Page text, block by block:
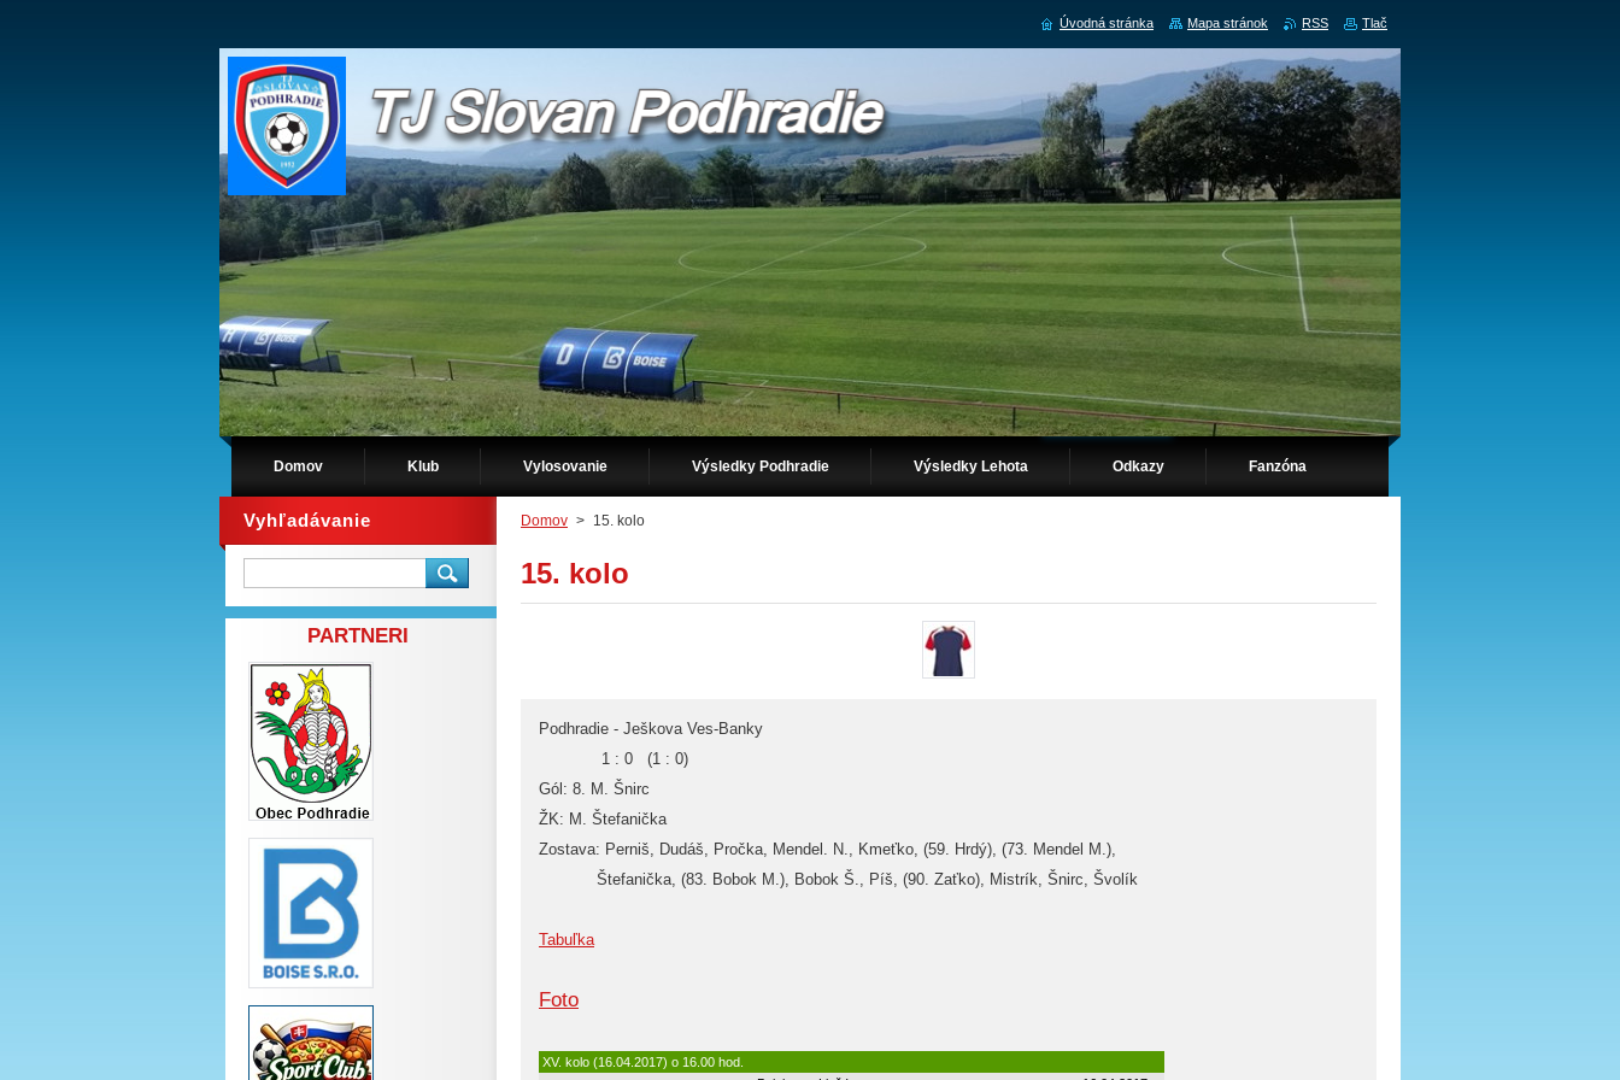
Domov Klub Vylosovanie Výsledky Podhradie Výsledky Lehota Odkazy Fanzóna
Domov > 15. kolo
15. kolo
Podhradie - Ješkova Ves-Banky
1 : 0 (1 : 0)
Gól: 8. M. Šnirc
ŽK: M. Štefanička
Zostava: Perniš, Dudáš, Pročka, Mendel. N., Kmeťko, (59. Hrdý), (73. Mendel M.),
Štefanička, (83. Bobok M.), Bobok Š., Píš, (90. Zaťko), Mistrík, Šnirc, Švolík
Tabuľka
Foto
XV. kolo (16.04.2017) o 16.00 hod.
Vyhľadávanie
PARTNERI
Úvodná stránka Mapa stránok RSS Tlač